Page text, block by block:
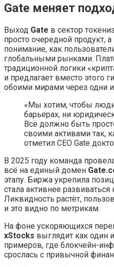
Gate меняет
Выход Gate в сектор
просто очередной продукт,
понимание, как
глобальными рынками.
традиционной логики
и предлагает вместо этого
обоими мирами через одни
«Мы хотим, чтобы
барьерах, ни
Всё должно быть
своими активами так,
отметил CEO Gate
В 2025 году команда
всё на единый домен
этапу. Биржа укрепила
стала активнее
Ликвидность растёт,
и это видно по метрикам.
На фоне ускоряющихся
xStocks выглядит как один
примеров, где блокчейн-
срослась с привычной